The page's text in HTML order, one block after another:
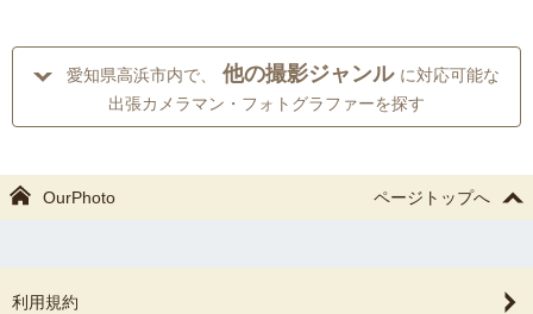
愛知県高浜市内で、 他の撮影ジャンル に対応可能な
出張カメラマン・フォトグラファーを探す
OurPhoto ページトップへ
利用規約